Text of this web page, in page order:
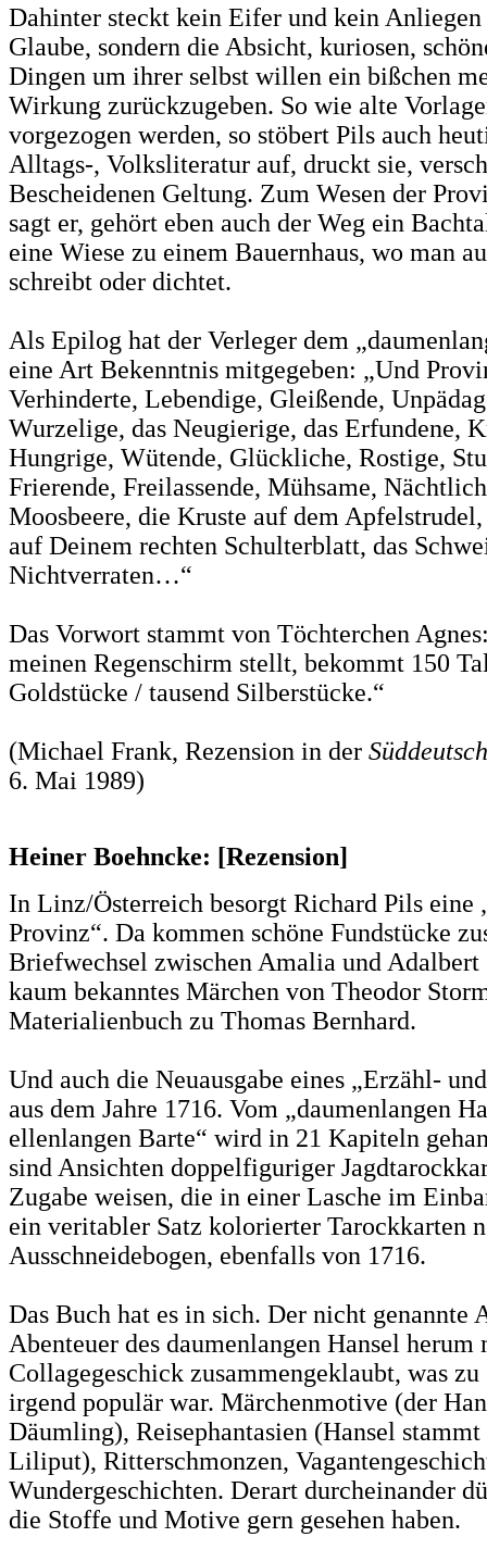
Dahinter steckt kein Eifer und kein
Glaube, sondern die Absicht, kuriosen,
Dingen um ihrer selbst willen ein bißchen
Wirkung zurückzugeben. So wie alte
vorgezogen werden, so stöbert Pils auch
Alltags-, Volksliteratur auf, druckt sie,
Bescheidenen Geltung. Zum Wesen der
sagt er, gehört eben auch der Weg ein
eine Wiese zu einem Bauernhaus, wo man
schreibt oder dichtet.
Als Epilog hat der Verleger dem
eine Art Bekenntnis mitgegeben: „Und
Verhinderte, Lebendige, Gleißende,
Wurzelige, das Neugierige, das Erfundene,
Hungrige, Wütende, Glückliche, Rostige,
Frierende, Freilassende, Mühsame,
Moosbeere, die Kruste auf dem
auf Deinem rechten Schulterblatt, das
Nichtverraten…“
Das Vorwort stammt von Töchterchen
meinen Regenschirm stellt, bekommt 150
Goldstücke / tausend Silberstücke.“
(Michael Frank, Rezension in der
6. Mai 1989)
Heiner Boehncke: [Rezension]
In Linz/Österreich besorgt Richard Pils eine
Provinz“. Da kommen schöne Fundstücke
Briefwechsel zwischen Amalia und
kaum bekanntes Märchen von Theodor
Materialienbuch zu Thomas Bernhard.
Und auch die Neuausgabe eines „Erzähl-
aus dem Jahre 1716. Vom „daumenlangen
ellenlangen Barte“ wird in 21 Kapiteln
sind Ansichten doppelfiguriger
Zugabe weisen, die in einer Lasche im
ein veritabler Satz kolorierter Tarockkarten
Ausschneidebogen, ebenfalls von 1716.
Das Buch hat es in sich. Der nicht genannte
Abenteuer des daumenlangen Hansel herum
Collagegeschick zusammengeklaubt, was
irgend populär war. Märchenmotive (der
Däumling), Reisephantasien (Hansel stammt
Liliput), Ritterschmonzen,
Wundergeschichten. Derart durcheinander
die Stoffe und Motive gern gesehen haben.